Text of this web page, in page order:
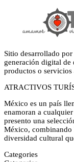
Sitio desarrollado por
generación digital de
productos o servicios
ATRACTIVOS
México es un país
enamoran a
presento una
México, combinando
diversidad cultural
Categories